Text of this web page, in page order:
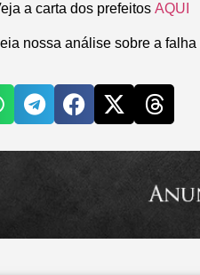
a carta dos prefeitos AQUI
nossa análise sobre a